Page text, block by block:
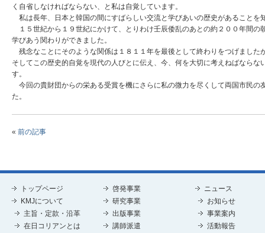
く自省しなければならない、と私は自覚しています。
私は長年、日本と韓国の間にすばらしい交流と学びあいの歴史があることを
１５世紀から１９世紀にかけて、とりわけ壬辰倭乱のあとの約２００年間
学びあう関わりができました。
残念なことにそのような関係は１８１１年を最後として終わりをつげまし
そしてこの歴史的自覚を現代の人びとに伝え、今、何を大切に考えねばなら
す。
今回の貴財団からの栄ある受賞を機にさらに私の微力を尽くして両国市民
た。
« 前の記事
トップページ
KMJについて
主旨・定款・沿革
在日コリアンとは
啓発事業
研究事業
出版事業
講師派遣
ニュース
お知らせ
事業案内
活動報告